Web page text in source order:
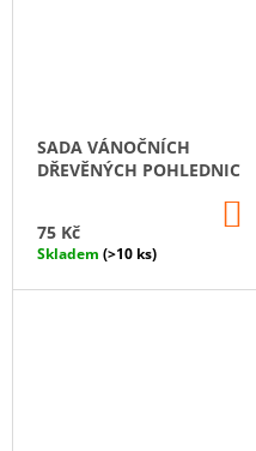
SADA VÁNOČNÍCH
DŘEVĚNÝCH POHLEDNIC
75 Kč
Skladem (>10 ks)